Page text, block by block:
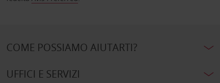
COME POSSIAMO AIUTARTI?
UFFICI E SERVIZI